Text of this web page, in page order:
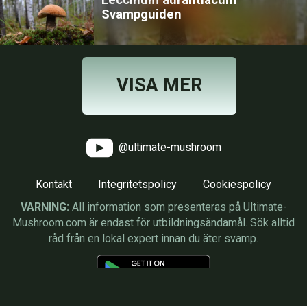
Svampguiden
VISA MER
@ultimate-mushroom
Kontakt Integritetspolicy
Cookiespolicy
VARNING: All information som presenteras på Ultimate-
Mushroom.com är endast för utbildningsändamål. Sök alltid
råd från en lokal expert innan du äter svamp.